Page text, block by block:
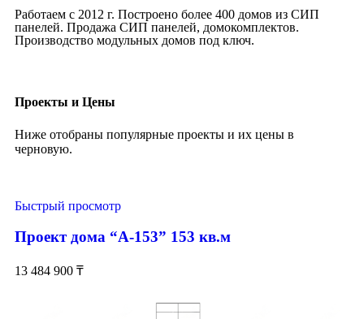
Работаем с 2012 г. Построено более 400 домов из СИП
панелей. Продажа СИП панелей, домокомплектов.
Производство модульных домов под ключ.
Проекты и Цены
Ниже отобраны популярные проекты и их цены в
черновую.
Быстрый просмотр
Проект дома “А-153” 153 кв.м
13 484 900 ₸